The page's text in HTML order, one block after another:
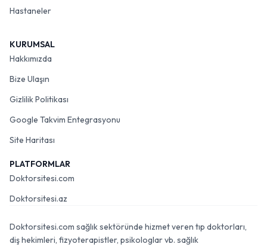
Hastaneler
KURUMSAL
Hakkımızda
Bize Ulaşın
Gizlilik Politikası
Google Takvim Entegrasyonu
Site Haritası
PLATFORMLAR
Doktorsitesi.com
Doktorsitesi.az
Doktorsitesi.com sağlık sektöründe hizmet veren tıp doktorları,
diş hekimleri, fizyoterapistler, psikologlar vb. sağlık